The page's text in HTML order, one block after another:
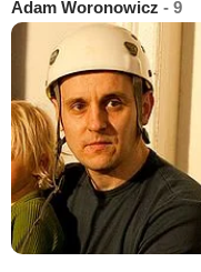
Adam Woronowicz - 9